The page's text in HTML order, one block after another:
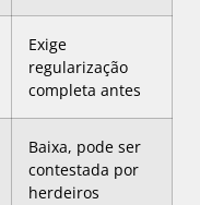
Exige
regularização
completa antes
Baixa, pode ser
contestada por
herdeiros